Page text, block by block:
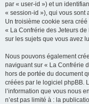
par « user-id ») et un
« session-id »), qui vous sont
Un troisième cookie sera
« La Confrérie des Jeteurs
sur les sujets que vous avez
Nous pouvons également
naviguant sur « La Confrérie
hors de portée du document
créées par le logiciel phpBB.
l’information que vous nous
n’est pas limité à : la